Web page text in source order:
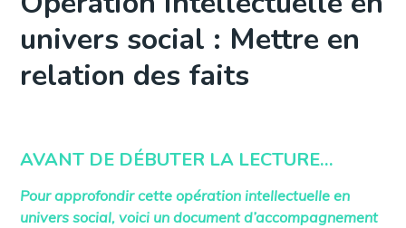
univers social : Mettre en
relation des faits
AVANT DE DÉBUTER LA LECTURE…
Pour approfondir cette opération intellectuelle en
univers social, voici un document d’accompagnement